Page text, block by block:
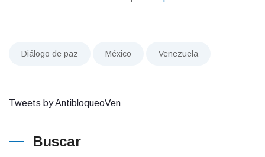
Diálogo de paz México Venezuela
Tweets by AntibloqueoVen
Buscar